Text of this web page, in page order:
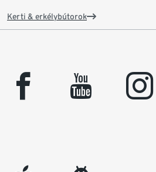
Kerti & erkélybútorok
facebook youtube instagram